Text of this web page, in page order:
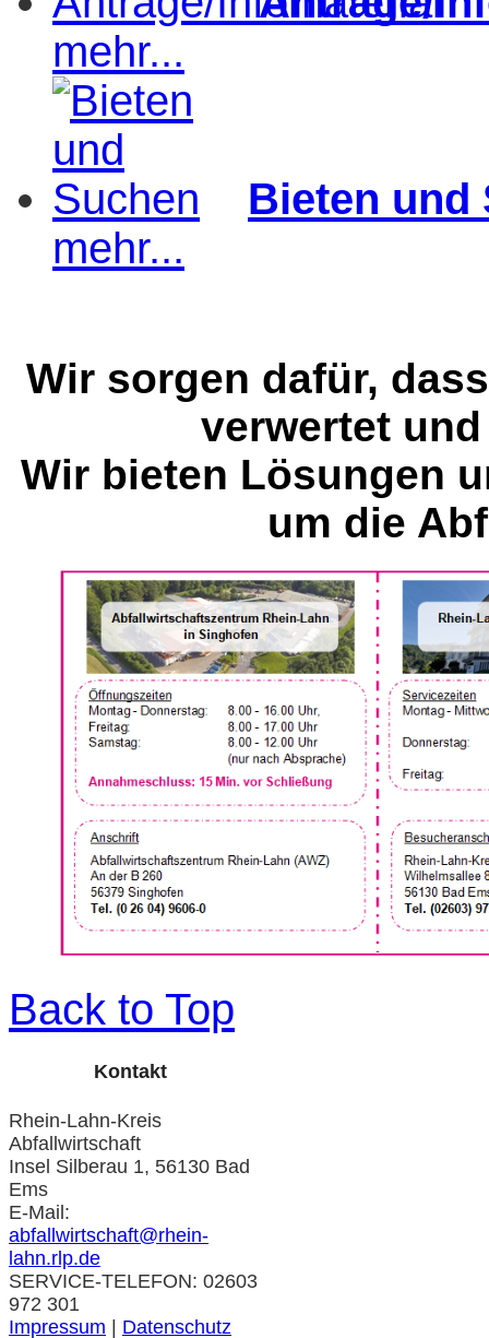
mehr...
Bieten und
mehr...
Wir sorgen dafür,
verwertet
Wir bieten Lösungen
um die
Back to Top
Kontakt
Rhein-Lahn-Kreis
Abfallwirtschaft
Insel Silberau 1, 56130 Bad
Ems
E-Mail:
abfallwirtschaft@rhein-
lahn.rlp.de
SERVICE-TELEFON: 02603
972 301
Impressum | Datenschutz